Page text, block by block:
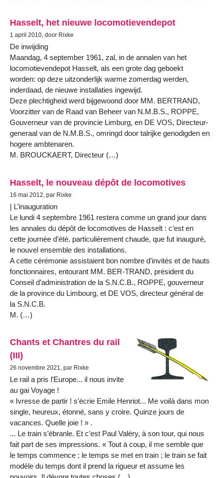
Hasselt, het nieuwe locomotievendepot
1 april 2010, door Rixke
De inwijding
Maandag, 4 september 1961, zal, in de annalen van het
locomotievendepot Hasselt, als een grote dag geboekt
worden: op deze uitzonderlijk warme zomerdag werden,
inderdaad, de nieuwe installaties ingewijd.
Deze plechtigheid werd bijgewoond door MM. BERTRAND,
Voorzitter van de Raad van Beheer van N.M.B.S., ROPPE,
Gouverneur van de provincie Limburg, en DE VOS, Directeur-
generaal van de N.M.B.S., omringd door talrijke genodigden en
hogere ambtenaren.
M. BROUCKAERT, Directeur (…)
Hasselt, le nouveau dépôt de locomotives
16 mai 2012, par Rixke
| L’inauguration
Le lundi 4 septembre 1961 restera comme un grand jour dans
les annales du dépôt de locomotives de Hasselt : c’est en
cette journée d’été, particulièrement chaude, que fut inauguré,
le nouvel ensemble des installations.
A cette cérémonie assistaient bon nombre d’invités et de hauts
fonctionnaires, entourant MM. BER-TRAND, président du
Conseil d’administration de la S.N.C.B., ROPPE, gouverneur
de la province du Limbourg, et DE VOS, directeur général de
la S.N.C.B.
M. (…)
Chants et Chantres du rail
(III)
26 novembre 2021, par Rixke
Le rail a pris l’Europe... il nous invite
au gai Voyage !
« Ivresse de partir ! s’écrie Emile Henriot... Me voilà dans mon
single, heureux, étonné, sans y croire. Quinze jours de
vacances. Quelle joie ! » .
... Le train s’ébranle. Et c’est Paul Valéry, à son tour, qui nous
fait part de ses impressions. « Tout à coup, il me semble que
le temps commence ; le temps se met en train ; le train se fait
modèle du temps dont il prend la rigueur et assume les